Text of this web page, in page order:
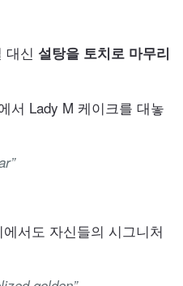
대신 설탕을 토치로 마무리
서 Lady M 케이크를 대놓
서도 자신들의 시그니처